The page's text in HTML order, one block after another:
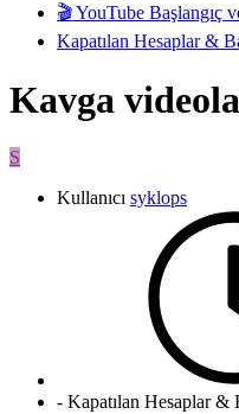
🎬 YouTube Başlangıç
Kapatılan Hesaplar &
Kavga
S
Kullanıcı syklops
- Kapatılan Hesaplar &